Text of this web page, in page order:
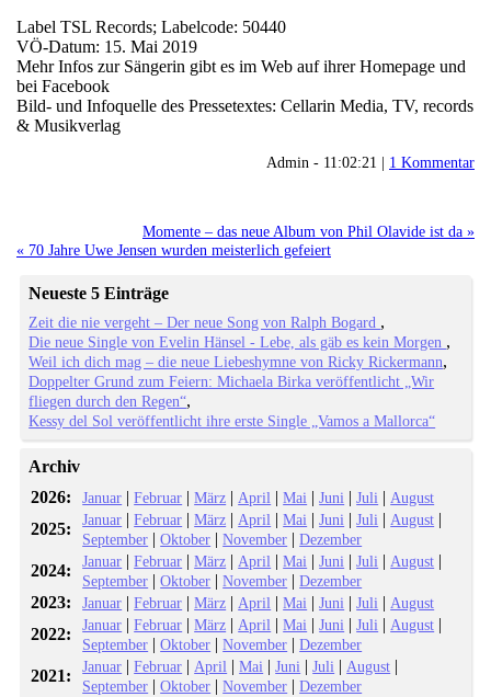
Label TSL Records; Labelcode: 50440
VÖ-Datum: 15. Mai 2019
Mehr Infos zur Sängerin gibt es im Web auf ihrer Homepage und
bei Facebook
Bild- und Infoquelle des Pressetextes: Cellarin Media, TV, records
& Musikverlag
Admin - 11:02:21 | 1 Kommentar
Momente – das neue Album von Phil Olavide ist da »
« 70 Jahre Uwe Jensen wurden meisterlich gefeiert
Neueste 5 Einträge
Zeit die nie vergeht – Der neue Song von Ralph Bogard
Die neue Single von Evelin Hänsel - Lebe, als gäb es kein Morgen
Weil ich dich mag – die neue Liebeshymne von Ricky Rickermann
Doppelter Grund zum Feiern: Michaela Birka veröffentlicht „Wir
fliegen durch den Regen“
Kessy del Sol veröffentlicht ihre erste Single „Vamos a Mallorca“
Archiv
2026:
Januar |Februar |März | April |Mai |Juni |Juli | August
2025: Januar |Februar |März | April |Mai |Juni |Juli | August |
September |Oktober |November |Dezember
2024: Januar |Februar |März | April |Mai |Juni |Juli | August |
September |Oktober |November |Dezember
2023: Januar |Februar |März | April |Mai |Juni |Juli | August
2022: Januar |Februar |März | April |Mai |Juni |Juli | August |
September |Oktober |November |Dezember
2021: Januar |Februar | April |Mai |Juni |Juli | August |
September |Oktober |November |Dezember